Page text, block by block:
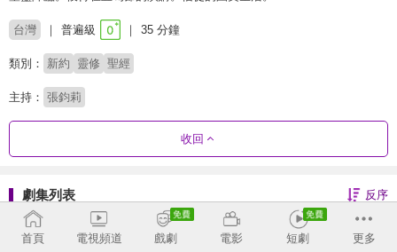
台灣 普遍級 35 分鐘
類別： 新約 靈修 聖經
主持： 張鈞莉
收回
劇集列表 反序
彼得後書-莊頌偉
首頁 電視頻道 戲劇 電影 短劇 更多